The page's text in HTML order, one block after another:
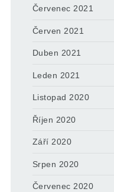
Červenec 2021
Červen 2021
Duben 2021
Leden 2021
Listopad 2020
Říjen 2020
Září 2020
Srpen 2020
Červenec 2020